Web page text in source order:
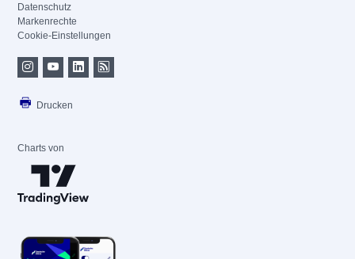
Datenschutz
Markenrechte
Cookie-Einstellungen
Drucken
Charts von